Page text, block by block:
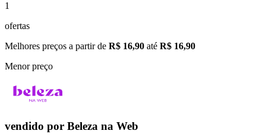
1
ofertas
Melhores preços a partir de R$ 16,90 até R$ 16,90
Menor preço
vendido por Beleza na Web